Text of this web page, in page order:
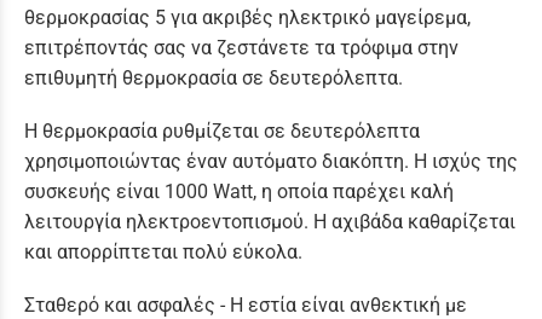
θερμοκρασίας 5 για ακριβές ηλεκτρικό μαγείρεμα,
επιτρέποντάς σας να ζεστάνετε τα τρόφιμα στην
επιθυμητή θερμοκρασία σε δευτερόλεπτα.
Η θερμοκρασία ρυθμίζεται σε δευτερόλεπτα
χρησιμοποιώντας έναν αυτόματο διακόπτη. Η ισχύς της
συσκευής είναι 1000 Watt, η οποία παρέχει καλή
λειτουργία ηλεκτροεντοπισμού. Η αχιβάδα καθαρίζεται
και απορρίπτεται πολύ εύκολα.
Σταθερό και ασφαλές - Η εστία είναι ανθεκτική με